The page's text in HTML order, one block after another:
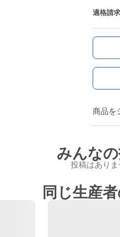
適格請
商品を
みんな
投稿はありま
同じ生産